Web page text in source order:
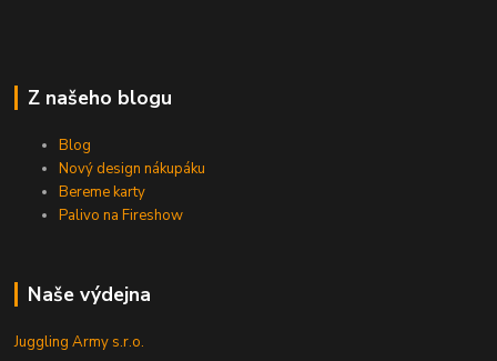
Z našeho blogu
Blog
Nový design nákupáku
Bereme karty
Palivo na Fireshow
Naše výdejna
Juggling Army s.r.o.